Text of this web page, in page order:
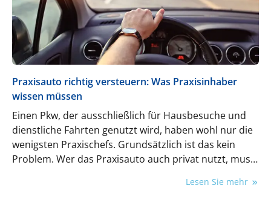
Praxisauto richtig versteuern: Was Praxisinhaber
wissen müssen
Einen Pkw, der ausschließlich für Hausbesuche und
dienstliche Fahrten genutzt wird, haben wohl nur die
wenigsten Praxischefs. Grundsätzlich ist das kein
Problem. Wer das Praxisauto auch privat nutzt, muss
Lesen Sie mehr